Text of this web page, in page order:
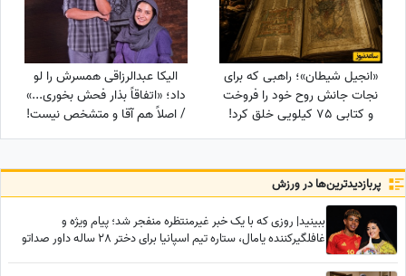
«انجیل شیطان»؛ راهبی که برای
نجات جانش روح خود را فروخت
و کتابی 75 کیلویی خلق کرد!
الیکا عبدالرزاقی همسرش را لو
داد؛ «اتفاقاً بذار فحش بخوری...»
/ اصلاً هم آقا و متشخص نیست!
پربازدید‌ترین‌ها در ورزش
ببینید| روزی که با یک خبر غیرمنتظره منفجر شد؛ پیام ویژه و
غافلگیرکننده یامال، ستاره تیم اسپانیا برای دختر 28 ساله داور صداتو